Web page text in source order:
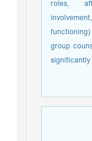
roles,
group